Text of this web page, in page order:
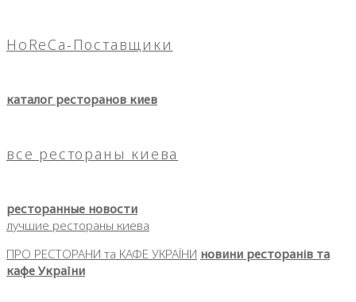
HoReCa-Поставщики
каталог ресторанов киев
все рестораны киева
ресторанные новости
лучшие рестораны киева
ПРО РЕСТОРАНИ та КАФЕ УКРАЇНИ новини ресторанів та
кафе України